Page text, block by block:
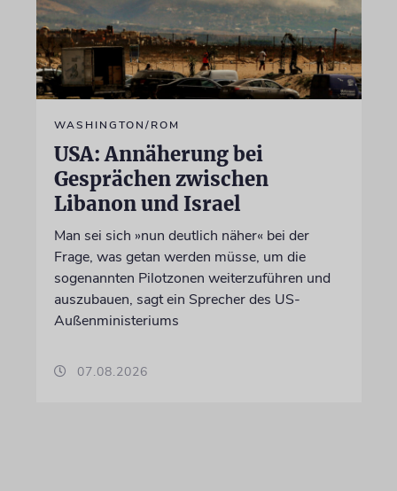
WASHINGTON/ROM
USA: Annäherung bei
Gesprächen zwischen
Libanon und Israel
Man sei sich »nun deutlich näher« bei der
Frage, was getan werden müsse, um die
sogenannten Pilotzonen weiterzuführen und
auszubauen, sagt ein Sprecher des US-
Außenministeriums
07.08.2026